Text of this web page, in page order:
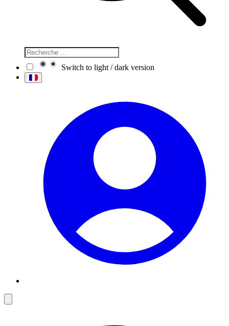
Switch to light / dark version